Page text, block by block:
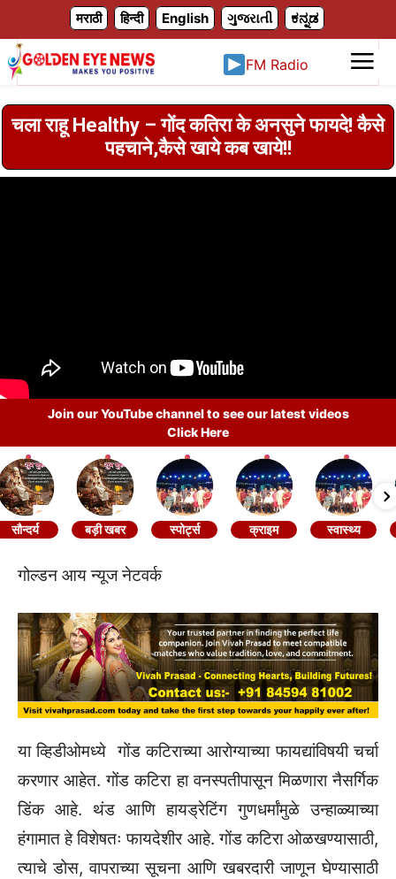
मराठी हिन्दी English ગુજરાતી ಕನ್ನಡ
FM Radio
चला राहू Healthy – गोंद कतिरा के अनसुने फायदे! कैसे
पहचाने,कैसे खाये कब खाये!!
Join our YouTube channel to see our latest videos
Click Here
सौन्दर्य बड़ी खबर स्पोर्ट्स क्राइम स्वास्थ्य
गोल्डन आय न्यूज नेटवर्क
या व्हिडीओमध्ये गोंड कटिराच्या आरोग्याच्या फायद्यांविषयी चर्चा
करणार आहेत. गोंड कटिरा हा वनस्पतीपासून मिळणारा नैसर्गिक
डिंक आहे. थंड आणि हायड्रेटिंग गुणधर्मांमुळे उन्हाळ्याच्या
हंगामात हे विशेषतः फायदेशीर आहे. गोंड कटिरा ओळखण्यासाठी,
त्याचे डोस, वापराच्या सूचना आणि खबरदारी जाणून घेण्यासाठी